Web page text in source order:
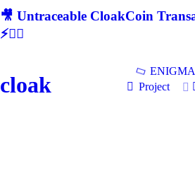
🎥 Untraceable CloakCoin
⚡🕵‍♂
cloak
ENIGMA
Project